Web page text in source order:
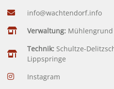
info@wachtendorf.info
Verwaltung: Mühlengrund
Technik: Schultze-
Lippspringe
Instagram